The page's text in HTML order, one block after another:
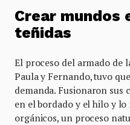
Crear mundos
teñidas
El proceso del armado de
Paula y Fernando, tuvo
demanda. Fusionaron
en el bordado y el hilo y
orgánicos, un proceso